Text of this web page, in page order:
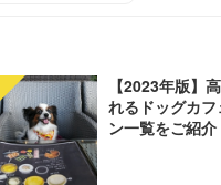
【2023年版】
れるドッグカフ
ン一覧をご紹介